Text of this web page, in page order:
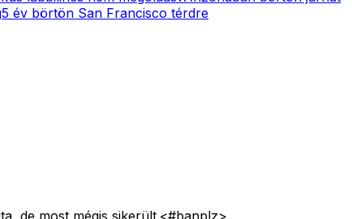
5 év börtön San Francisco térdre